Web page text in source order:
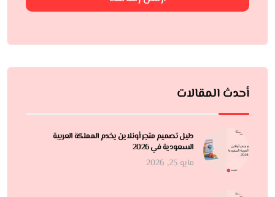
أحدث المقالات
دليل تصميم متجر أونلاين يخدم المملكة العربية
السعودية في 2026
مايو 25, 2026